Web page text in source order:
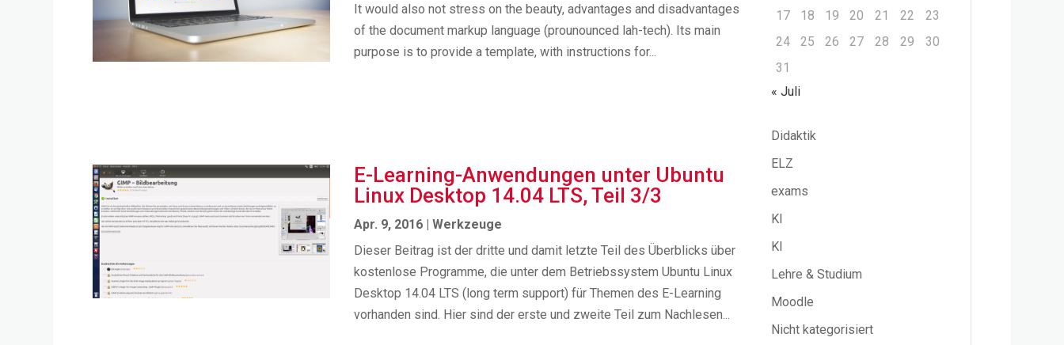
It would also not stress on the beauty, advantages and disadvantages
of the document markup language (prou­nounced lah-tech). Its main
purpose is to provide a template, with instructions for...
E-Learning-Anwendungen unter Ubuntu
Linux Desktop 14.04 LTS, Teil 3/3
Apr. 9, 2016 |Werkzeuge
Dieser Beitrag ist der dritte und damit letzte Teil des Überblicks über
kostenlose Programme, die unter dem Betriebssystem Ubuntu Linux
Desktop 14.04 LTS (long term support) für Themen des E-Learning
vorhanden sind. Hier sind der erste und zweite Teil zum Nachlesen...
17
18 19 20 21 22
23
24
25 26 27 28 29
30
31
« Juli
Didaktik
ELZ
exams
KI
KI
Lehre & Studium
Moodle
Nicht kategorisiert